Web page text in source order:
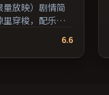
放映）剧情简
穿梭，配乐与
克执导，鲁妮
，美国出品，
年11月4日于美国
6.6